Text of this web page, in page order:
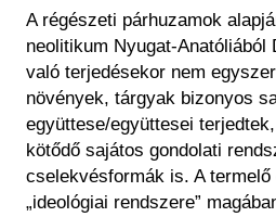
A régészeti párhuzamok
neolitikum Nyugat-Anatóliából
való terjedésekor nem
növények, tárgyak bizonyos
együttese/együttesei
kötődő sajátos gondolati
cselekvésformák is. A termelő
„ideológiai rendszere”